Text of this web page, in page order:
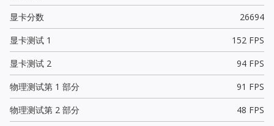
显卡分数
26694
显卡测试 1
152 FPS
显卡测试 2
94 FPS
物理测试第 1 部分
91 FPS
物理测试第 2 部分
48 FPS